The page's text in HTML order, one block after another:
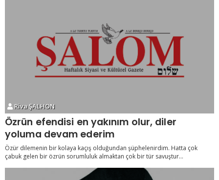
Riva ŞALHON
Özrün efendisi en yakınım olur, diler
yoluma devam ederim
Özür dilemenin bir kolaya kaçış olduğundan şüphelenirdim. Hatta çok
çabuk gelen bir özrün sorumluluk almaktan çok bir tür savuştur...